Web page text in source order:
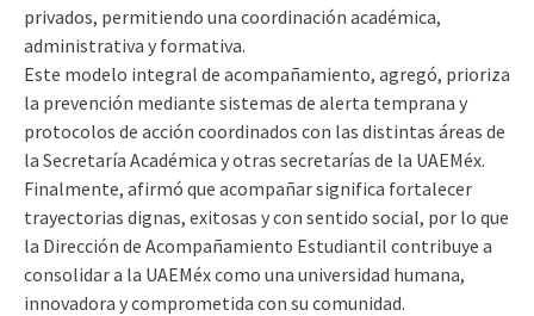
privados, permitiendo una coordinación académica,
administrativa y formativa.
Este modelo integral de acompañamiento, agregó, prioriza
la prevención mediante sistemas de alerta temprana y
protocolos de acción coordinados con las distintas áreas de
la Secretaría Académica y otras secretarías de la UAEMéx.
Finalmente, afirmó que acompañar significa fortalecer
trayectorias dignas, exitosas y con sentido social, por lo que
la Dirección de Acompañamiento Estudiantil contribuye a
consolidar a la UAEMéx como una universidad humana,
innovadora y comprometida con su comunidad.